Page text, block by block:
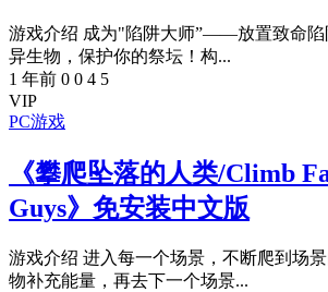
游戏介绍 成为"陷阱大师”——放置致命陷
异生物，保护你的祭坛！构...
1 年前 0 0 4 5
VIP
PC游戏
《攀爬坠落的人类/Climb
Guys》免安装中文版
游戏介绍 进入每一个场景，不断爬到场
物补充能量，再去下一个场景...